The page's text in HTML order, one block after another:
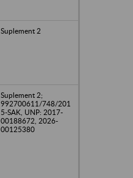
Suplement 2
Suplement 2;
992700611/748/201
5-SAK, UNP: 2017-
00188672, 2026-
00125380